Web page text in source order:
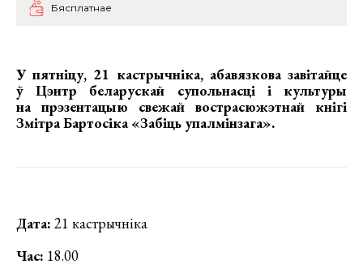
Бясплатнае
У пятніцу, 21 кастрычніка, абавязкова завітайце
ў Цэнтр беларускай супольнасці і культуры
на прэзентацыю свежай вострасюжэтнай кнігі
Змітра Бартосіка «Забіць упалмінзага».
Дата: 21 кастрычніка
Час: 18.00